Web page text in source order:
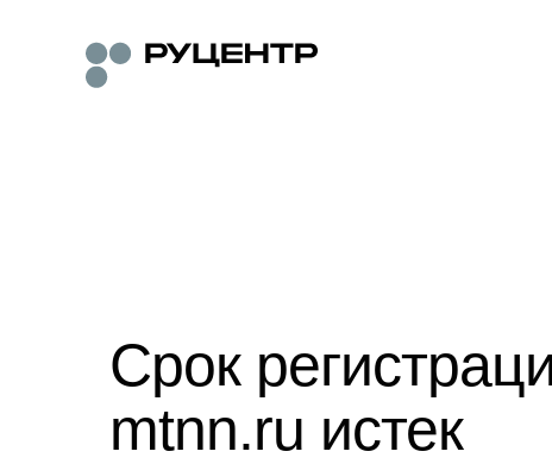
Срок
mtnn.ru истек